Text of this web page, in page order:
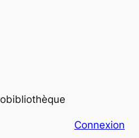
Connexion